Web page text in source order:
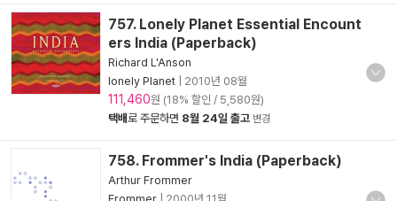
757. Lonely Planet Essential Encount
ers India (Paperback)
Richard L'Anson
lonely Planet
2010년 08월
111,460원 (18% 할인 / 5,580원)
택배로 주문하면 8월 24일 출고 변경
758. Frommer's India (Paperback)
Arthur Frommer